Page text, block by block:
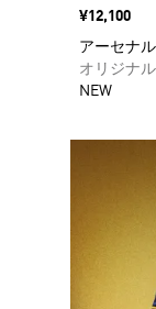
価格
¥12,100
アーセナ
オリジナ
NEW